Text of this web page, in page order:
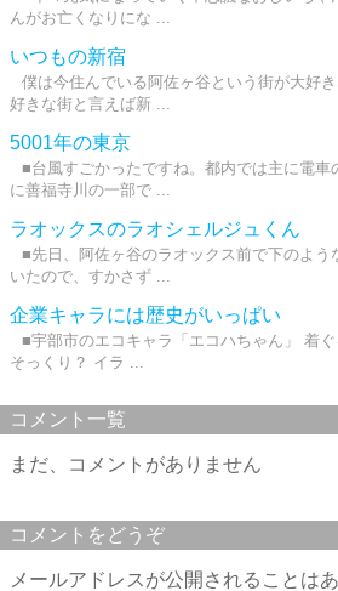
んがお亡くなりにな ...
いつもの新宿
僕は今住んでいる阿佐ヶ谷という街が大好
好きな街と言えば新 ...
5001年の東京
■台風すごかったですね。都内では主に電車
に善福寺川の一部で ...
ラオックスのラオシェルジュくん
■先日、阿佐ヶ谷のラオックス前で下のよう
いたので、すかさず ...
企業キャラには歴史がいっぱい
■宇部市のエコキャラ「エコハちゃん」 着ぐ
そっくり？ イラ ...
コメント一覧
まだ、コメントがありません
コメントをどうぞ
メールアドレスが公開されることはあ